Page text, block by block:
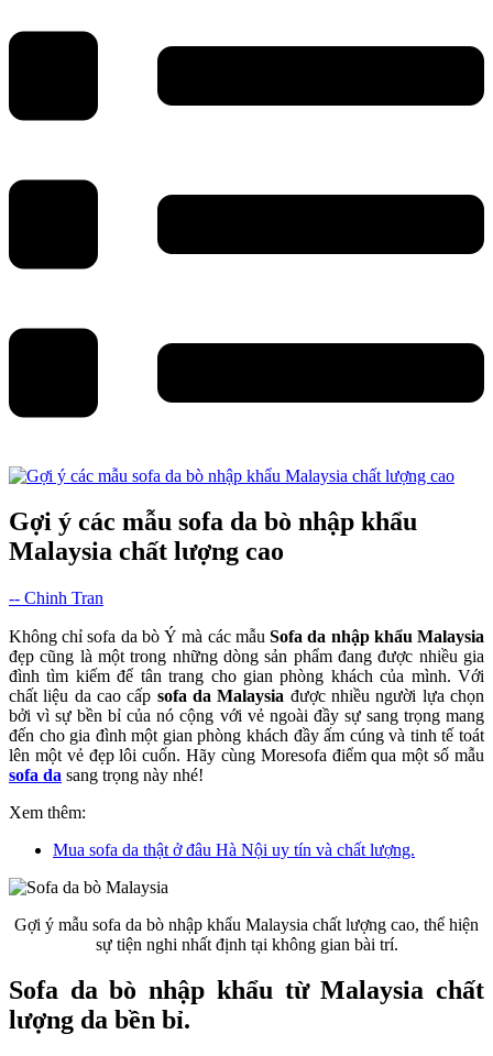
Gợi ý các mẫu sofa da bò nhập khẩu
Malaysia chất lượng cao
-- Chinh Tran
Không chỉ sofa da bò Ý mà các mẫuSofa da nhập khẩu Malaysia
đẹp cũng là một trong những dòng sản phẩm đang được nhiều gia
đình tìm kiếm để tân trang cho gian phòng khách của mình. Với
chất liệu da cao cấp sofa da Malaysia được nhiều người lựa chọn
bởi vì sự bền bỉ của nó cộng với vẻ ngoài đầy sự sang trọng mang
đến cho gia đình một gian phòng khách đầy ấm cúng và tinh tế toát
lên một vẻ đẹp lôi cuốn. Hãy cùng Moresofa điểm qua một số mẫu
sofa da sang trọng này nhé!
Xem thêm:
Mua sofa da thật ở đâu Hà Nội uy tín và chất lượng.
Gợi ý mẫu sofa da bò nhập khẩu Malaysia chất lượng cao, thể hiện
sự tiện nghi nhất định tại không gian bài trí.
Sofa da bò nhập khẩu từ Malaysia chất
lượng da bền bỉ.